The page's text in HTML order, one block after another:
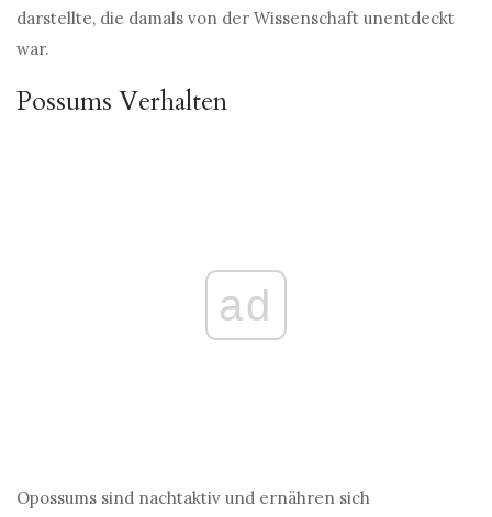
darstellte, die damals von der Wissenschaft unentdeckt
war.
Possums Verhalten
ad
Opossums sind nachtaktiv und ernähren sich